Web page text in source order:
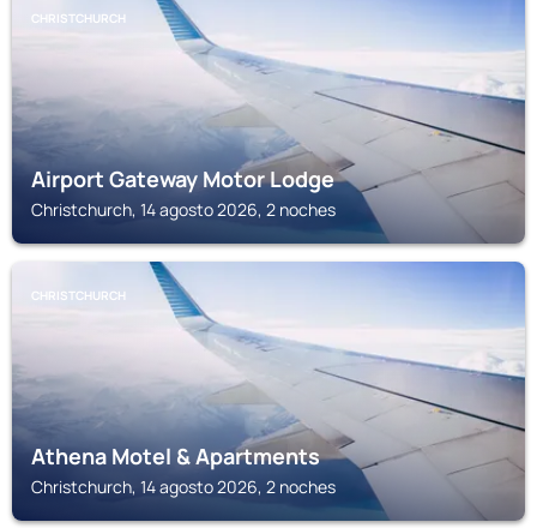
CHRISTCHURCH
Airport Gateway Motor Lodge
Christchurch, 14 agosto 2026, 2 noches
CHRISTCHURCH
Athena Motel & Apartments
Christchurch, 14 agosto 2026, 2 noches